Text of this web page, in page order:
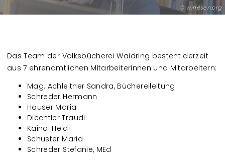
wirlesen.org
Das Team der Volksbücherei Waidring besteht derzeit
aus 7 ehrenamtlichen Mitarbeiterinnen und Mitarbeitern:
Mag. Achleitner Sandra, Büchereileitung
Schreder Hermann
Hauser Maria
Diechtler Traudi
Kaindl Heidi
Schuster Maria
Schreder Stefanie, MEd